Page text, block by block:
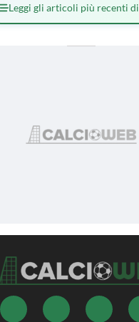
Leggi gli articoli più recenti di